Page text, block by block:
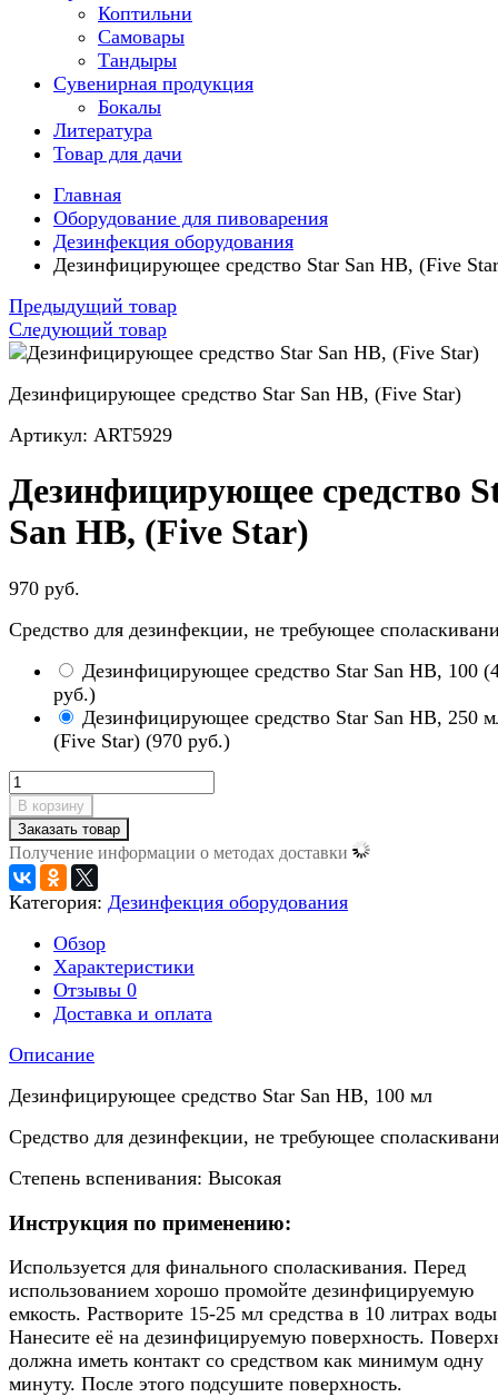
Коптильни
Самовары
Тандыры
Сувенирная продукция
Бокалы
Литература
Товар для дачи
Главная
Оборудование для пивоварения
Дезинфекция оборудования
Дезинфицирующее средство Star San HB, (Five
Предыдущий товар
Следующий товар
Дезинфицирующее средство Star San HB, (Five Star)
Артикул: ART5929
Дезинфицирующее средство
San HB, (Five Star)
970 руб.
Средство для дезинфекции, не требующее
Дезинфицирующее средство Star San HB, 100 (
руб.)
Дезинфицирующее средство Star San HB, 250
(Five Star) (970 руб.)
В корзину
Заказать товар
Получение информации о методах доставки
Категория: Дезинфекция оборудования
Обзор
Характеристики
Отзывы 0
Доставка и оплата
Описание
Дезинфицирующее средство Star San HB, 100 мл
Средство для дезинфекции, не требующее
Степень вспенивания: Высокая
Инструкция по применению:
Используется для финального споласкивания. Перед
использованием хорошо промойте дезинфицируемую
емкость. Растворите 15-25 мл средства в 10 литрах
Нанесите её на дезинфицируемую поверхность.
должна иметь контакт со средством как минимум одну
минуту. После этого подсушите поверхность.